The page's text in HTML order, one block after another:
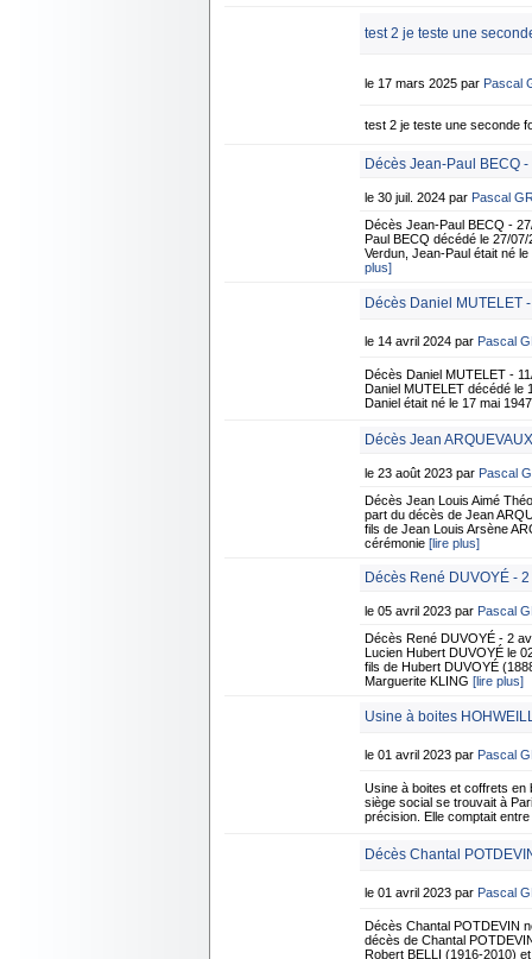
test 2 je teste une
le 17 mars 2025 par Pascal
test 2 je teste une seconde
Décès Jean-Paul BECQ
le 30 juil. 2024 par Pascal
Décès Jean-Paul BECQ -
Paul BECQ décédé le 27/
Verdun, Jean-Paul était né
plus]
Décès Daniel MUTELET
le 14 avril 2024 par Pascal
Décès Daniel MUTELET -
Daniel MUTELET décédé le
Daniel était né le 17 mai
Décès Jean
le 23 août 2023 par Pascal
Décès Jean Louis Aimé
part du décès de Jean
fils de Jean Louis Arsène
cérémonie [lire plus]
Décès René DUVOYÉ -
le 05 avril 2023 par Pascal
Décès René DUVOYÉ - 2
Lucien Hubert DUVOYÉ le
fils de Hubert DUVOYÉ
Marguerite KLING [lire plus]
Usine à boites
le 01 avril 2023 par Pascal
Usine à boites et coffrets en
siège social se trouvait à
précision. Elle comptait
Décès Chantal
le 01 avril 2023 par Pascal
Décès Chantal POTDEVIN
décès de Chantal
Robert BELLI (1916-2010)